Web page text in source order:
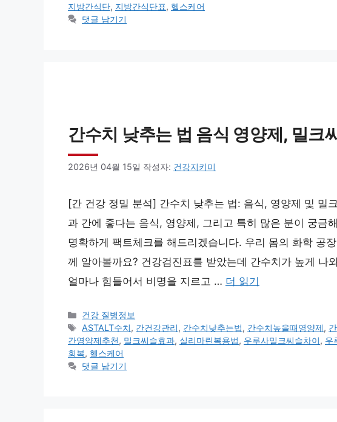
리
지방간식단, 지방간식단표, 헬스케어
댓글 남기기
간수치 낮추는 법 음식 영양제, 밀크
2026년 04월 15일 작성자: 건강지키미
[간 건강 정밀 분석] 간수치 낮추는 법: 음식, 영양제 및 밀
과 간에 좋다는 음식, 영양제, 그리고 특히 많은 분이 궁금
명확하게 팩트체크를 해드리겠습니다. 우리 몸의 화학 공
께 알아볼까요? 건강검진표를 받았는데 간수치가 높게 나
얼마나 힘들어서 비명을 지르고 … 더 읽기
카
테
고
리
건강 질병정보
태
그
ASTALT수치, 간건강관리, 간수치낮추는법, 간수치높을때영양제,
간영양제추천, 밀크씨슬효과, 실리마린복용법, 우루사밀크씨슬차이, 우
회복, 헬스케어
댓글 남기기